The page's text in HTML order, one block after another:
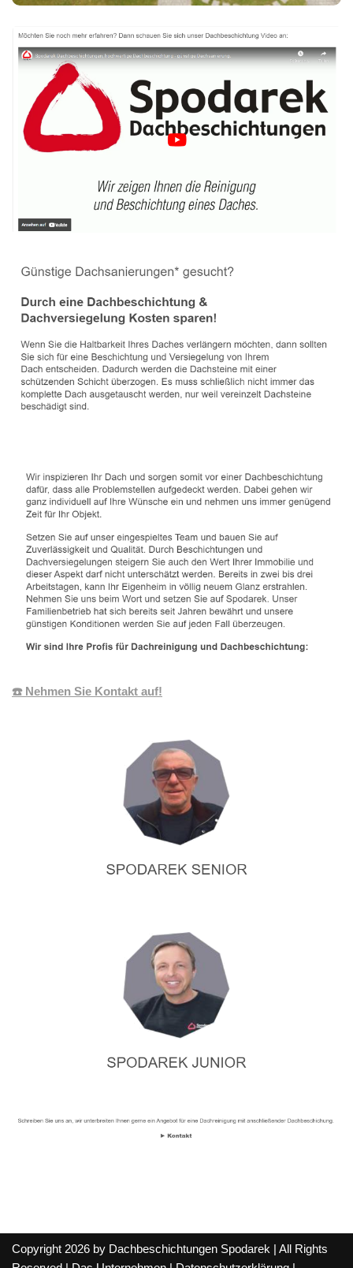
☎️ Nehmen Sie Kontakt auf!
Copyright 2026 by Dachbeschichtungen Spodarek | All Rights